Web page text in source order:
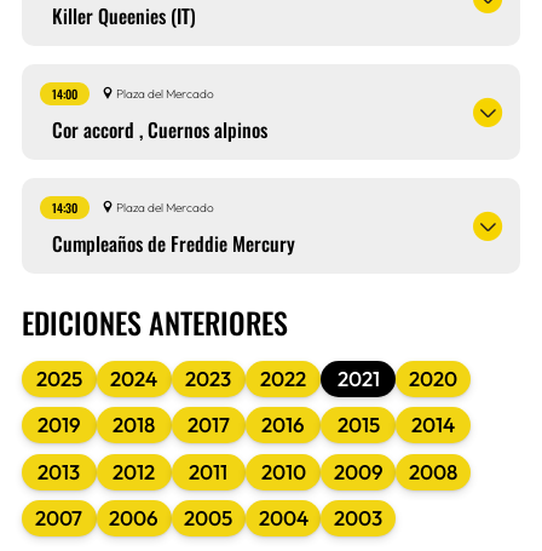
Killer Queenies (IT)
14:00 Plaza del Mercado
Cor accord , Cuernos alpinos
14:30 Plaza del Mercado
Cumpleaños de Freddie Mercury
EDICIONES ANTERIORES
2025 2024 2023 2022 2021
2020
2019
2018 2017 2016 2015
2014
2013
2012 2011 2010 2009
2008
2007
2006 2005 2004 2003